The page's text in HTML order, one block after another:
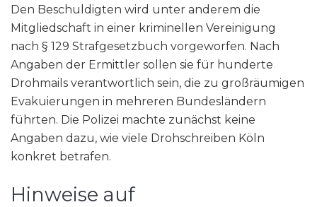
Den Beschuldigten wird unter anderem die
Mitgliedschaft in einer kriminellen Vereinigung
nach § 129 Strafgesetzbuch vorgeworfen. Nach
Angaben der Ermittler sollen sie für hunderte
Drohmails verantwortlich sein, die zu großräumigen
Evakuierungen in mehreren Bundesländern
führten. Die Polizei machte zunächst keine
Angaben dazu, wie viele Drohschreiben Köln
konkret betrafen.
Hinweise auf